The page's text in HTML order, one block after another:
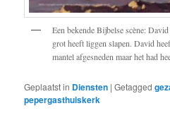
Een bekende Bijbelse scène:
grot heeft liggen slapen. David
mantel afgesneden maar het had
Geplaatst in Diensten |Getagged
pepergasthuiskerk